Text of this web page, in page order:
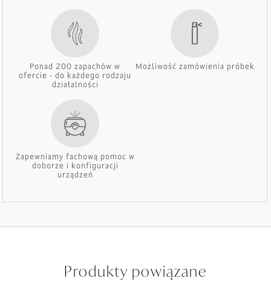
Ponad 200 zapachów w
ofercie - do każdego rodzaju
działalności
Możliwość zamówienia próbek
Zapewniamy fachową pomoc w
doborze i konfiguracji
urządzeń
Produkty powiązane